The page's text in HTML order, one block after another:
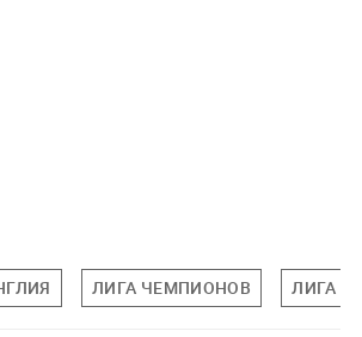
ЛИГА ЧЕМПИОНОВ ЛИГА